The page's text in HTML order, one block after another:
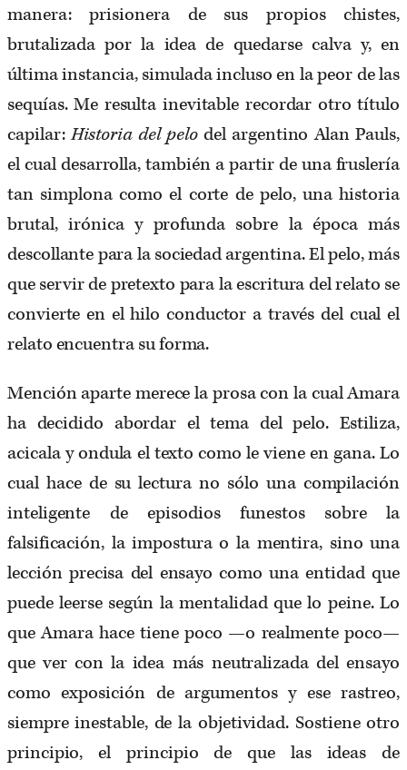
manera: prisionera de sus propios chistes,
brutalizada por la idea de quedarse calva y, en
última instancia, simulada incluso en la peor de las
sequías. Me resulta inevitable recordar otro título
capilar:Historia del pelodel argentino Alan Pauls,
el cual desarrolla, también a partir de una fruslería
tan simplona como el corte de pelo, una historia
brutal, irónica y profunda sobre la época más
descollante para la sociedad argentina. El pelo, más
que servir de pretexto para la escritura del relato se
convierte en el hilo conductor a través del cual el
relato encuentra su forma.
Mención aparte merece la prosa con la cual Amara
ha decidido abordar el tema del pelo. Estiliza,
acicala y ondula el texto como le viene en gana. Lo
cual hace de su lectura no sólo una compilación
inteligente de episodios funestos sobre la
falsificación, la impostura o la mentira, sino una
lección precisa del ensayo como una entidad que
puede leerse según la mentalidad que lo peine. Lo
que Amara hace tiene poco —o realmente poco—
que ver con la idea más neutralizada del ensayo
como exposición de argumentos y ese rastreo,
siempre inestable, de la objetividad. Sostiene otro
principio, el principio de que las ideas de